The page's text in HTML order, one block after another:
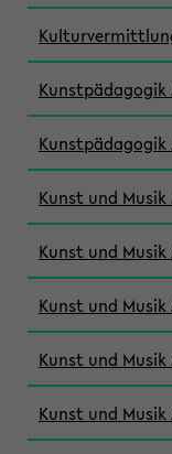
Kunstpädagogik
Kunst und Musik
Kunst und Musik
Kunst und Musik
Kunst und Musik
Kunst und Musik